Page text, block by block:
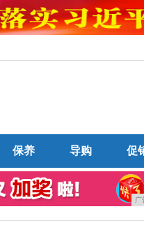
保养 导购 促
广